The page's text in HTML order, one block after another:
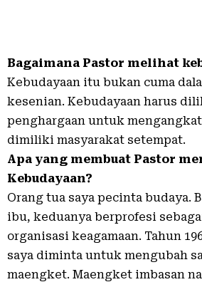
Bagaimana Pastor melihat
Kebudayaan itu bukan cuma
kesenian. Kebudayaan harus
penghargaan untuk
dimiliki masyarakat setempat.
Apa yang membuat Pastor
Kebudayaan?
Orang tua saya pecinta budaya.
ibu, keduanya berprofesi
organisasi keagamaan. Tahun
saya diminta untuk mengubah
maengket. Maengket imbasan